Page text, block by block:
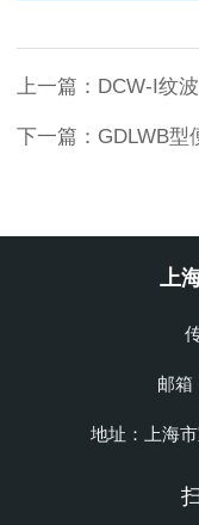
上一篇： DCW-I纹
下一篇： GDLWB型
上
邮箱
地址：上海